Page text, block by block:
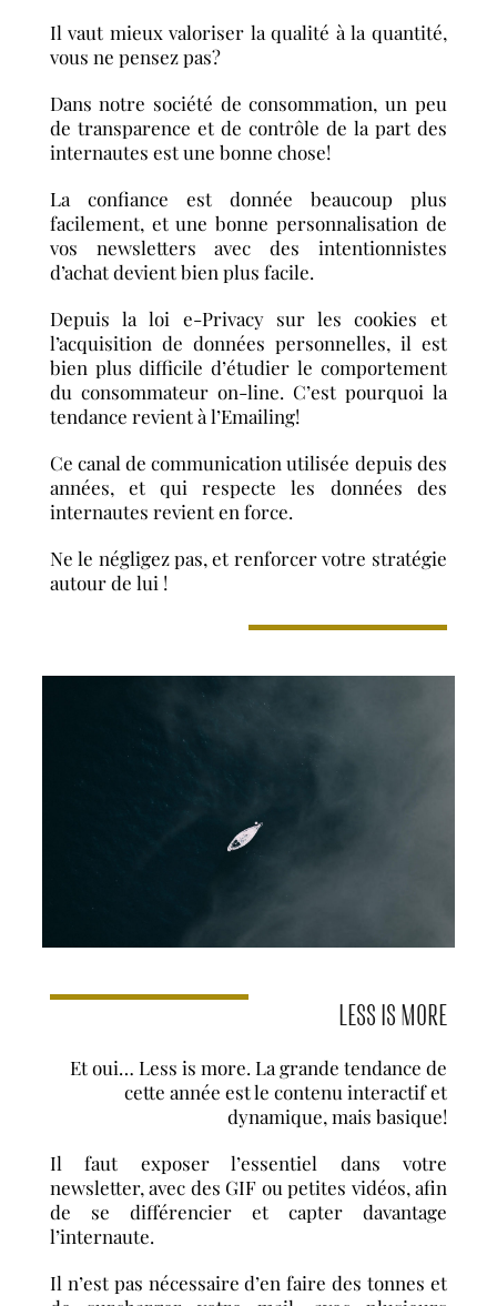
Il vaut mieux valoriser la qualité à la quantité,
vous ne pensez pas?
Dans notre société de consommation, un peu
de transparence et de contrôle de la part des
internautes est une bonne chose!
La confiance est donnée beaucoup plus
facilement, et une bonne personnalisation de
vos newsletters avec des intentionnistes
d’achat devient bien plus facile.
Depuis la loi e-Privacy sur les cookies et
l’acquisition de données personnelles, il est
bien plus difficile d’étudier le comportement
du consommateur on-line. C’est pourquoi la
tendance revient à l’Emailing!
Ce canal de communication utilisée depuis des
années, et qui respecte les données des
internautes revient en force.
Ne le négligez pas, et renforcer votre stratégie
autour de lui !
LESS IS MORE
Et oui… Less is more. La grande tendance de
cette année est le contenu interactif et
dynamique, mais basique!
Il faut exposer l’essentiel dans votre
newsletter, avec des GIF ou petites vidéos, afin
de se différencier et capter davantage
l’internaute.
Il n’est pas nécessaire d’en faire des tonnes et